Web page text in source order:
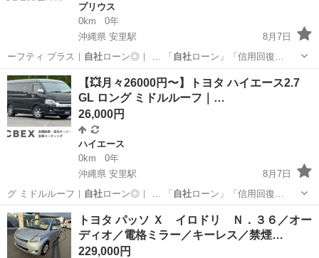
プリウス
0km
0年
沖縄県 安里駅
8月7日
ーフティ プラス｜ 自社 ローン◎｜ … 「 自社ローン」「信用回復…
沖縄 那覇市 安里駅 プリウス
【💥月々26000円〜】トヨタ ハイエース2.7
GL ロング ミドルルーフ｜…
26,000円
ハイエース
0km
0年
沖縄県 安里駅
8月7日
グ ミドルルーフ｜ 自社 ローン◎｜ … 「 自社ローン」「信用回復…
沖縄 那覇市 安里駅 ハイエース ロング
トヨタ パッソ Ｘ イロドリ Ｎ．３６／オー
ディオ／電格ミラー／キーレス／禁煙…
229,000円